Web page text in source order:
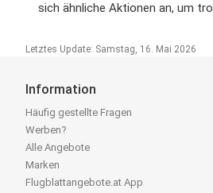
sich ähnliche Aktionen an, um
Letztes Update: Samstag, 16. Mai 2026
Information
Häufig gestellte Fragen
Werben?
Alle Angebote
Marken
Flugblattangebote.at App